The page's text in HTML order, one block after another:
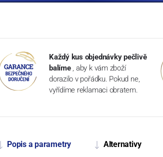
Každý kus objednávky pečlivě
balíme , aby k vám zboží
dorazilo v pořádku. Pokud ne,
vyřídíme reklamaci obratem.
Popis a parametry Alternativy